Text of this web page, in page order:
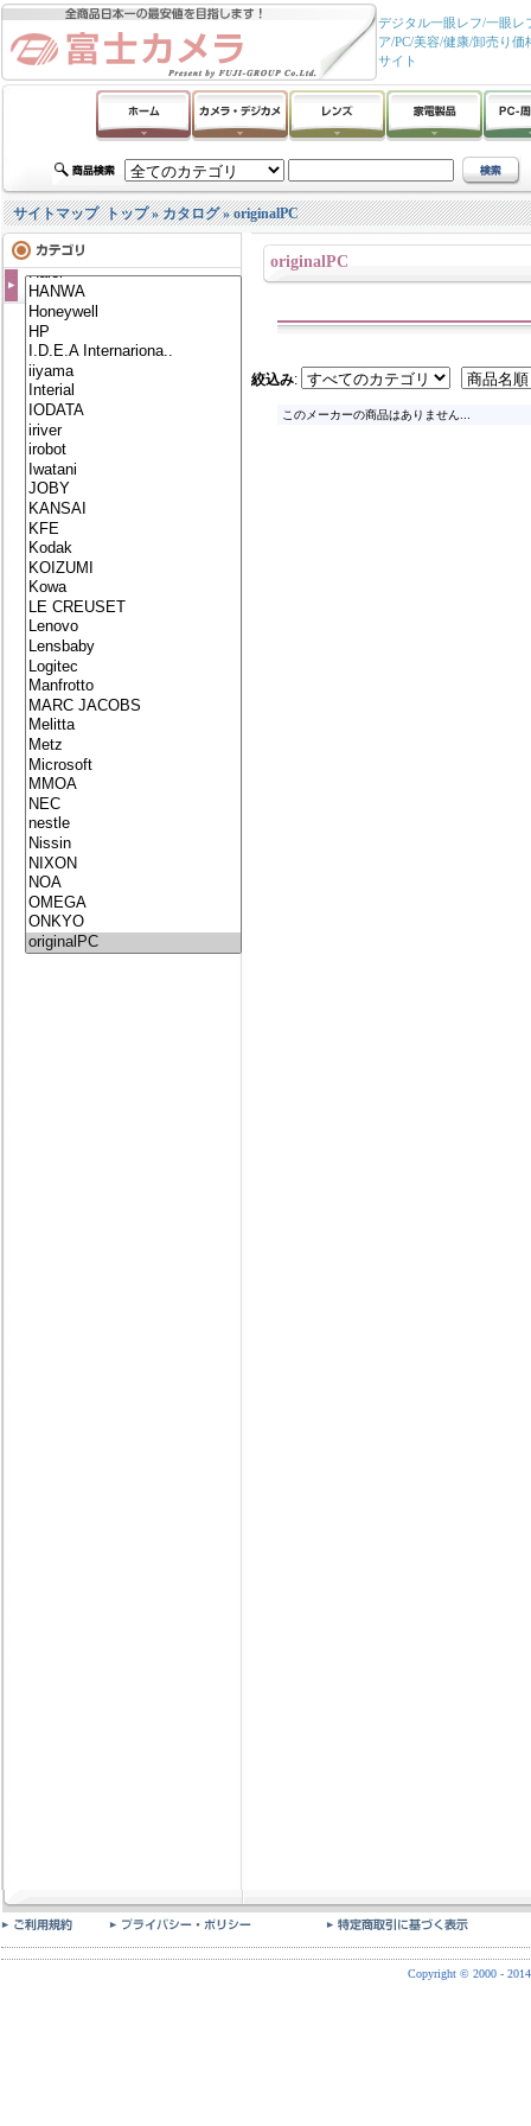
デジタル一眼レフ/一眼レ
ア/PC/美容/健康/卸売り
サイト
サイトマップ トップ»カタログ»originalPC
originalPC
絞込み:
このメーカーの商品はありません...
Copyright © 2000 -